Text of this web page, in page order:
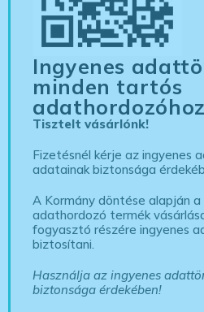
Ingyenes
minden tartós
Tisztelt vásárlónk!
Fizetésnél kérje az ingyenes
adatainak biztonsága
A Kormány döntése alapján
adathordozó termék
fogyasztó részére ingyenes
biztosítani.
Használja az ingyenes
biztonsága érdekében!